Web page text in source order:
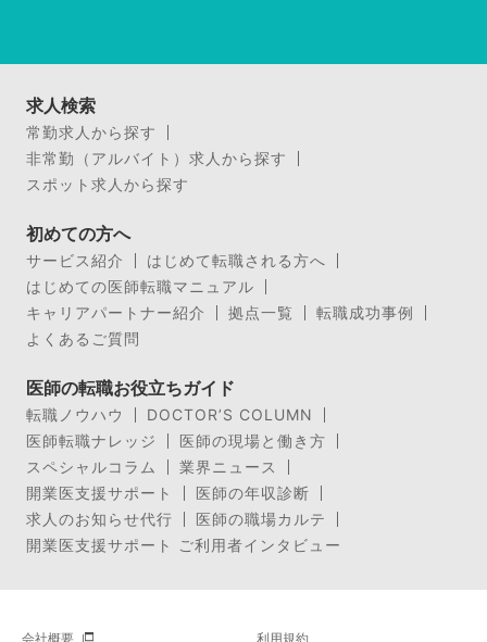
求人検索
常勤求人から探す
非常勤（アルバイト）求人から探す
スポット求人から探す
初めての方へ
サービス紹介
はじめて転職される方へ
はじめての医師転職マニュアル
キャリアパートナー紹介
拠点一覧
転職成功事例
よくあるご質問
医師の転職お役立ちガイド
転職ノウハウ
DOCTOR’S COLUMN
医師転職ナレッジ
医師の現場と働き方
スペシャルコラム
業界ニュース
開業医支援サポート
医師の年収診断
求人のお知らせ代行
医師の職場カルテ
開業医支援サポート ご利用者インタビュー
会社概要 利用規約